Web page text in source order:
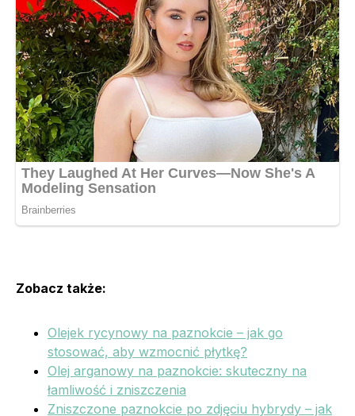
Zobacz także:
Olejek rycynowy na paznokcie – jak go
stosować, aby wzmocnić płytkę?
Olej arganowy na paznokcie: skuteczny na
łamliwość i zniszczenia
Zniszczone paznokcie po zdjęciu hybrydy – jak